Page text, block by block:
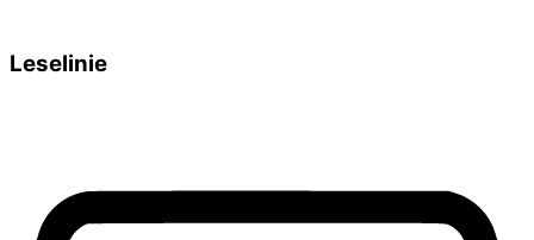
Leselinie